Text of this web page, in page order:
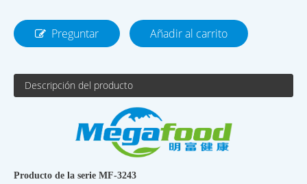
Preguntar Añadir al carrito
Descripción del producto
Producto de la serie MF-3243